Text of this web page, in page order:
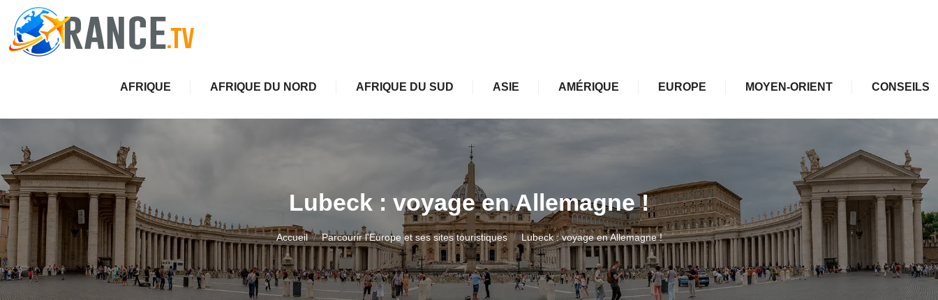
AFRIQUE AFRIQUE DU NORD AFRIQUE DU SUD ASIE AMÉRIQUE EUROPE MOYEN-ORIENT CONSEILS
Lubeck : voyage en Allemagne !
Accueil Parcourir l'Europe et ses sites touristiques Lubeck : voyage en Allemagne !